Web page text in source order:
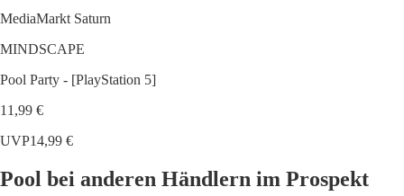
MediaMarkt Saturn
MINDSCAPE
Pool Party - [PlayStation 5]
11,99 €
UVP14,99 €
Pool bei anderen Händlern im Prospekt